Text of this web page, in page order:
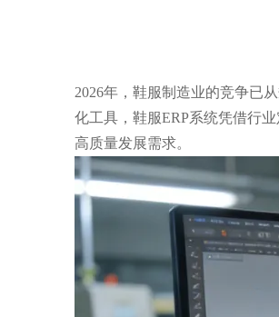
2026年，鞋服制造业的竞争已
化工具，鞋服ERP系统凭借行
高质量发展需求。